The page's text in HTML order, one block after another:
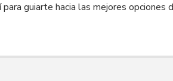
guiarte hacia las mejores